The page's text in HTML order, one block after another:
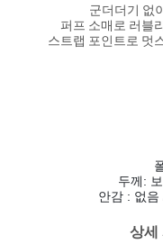
군더더기 없
퍼프 소매로 러블
스트랩 포인트로 멋
두께:
안감 : 없
상세